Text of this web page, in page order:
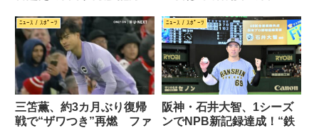
ﾆｭｰｽ / ｽﾎﾟｰﾂ
三笘薫、約3カ月ぶり復帰
戦で“ザワつき”再燃 ファ
ﾆｭｰｽ / ｽﾎﾟｰﾂ
阪神・石井大智、1シーズ
ンでNPB新記録達成！“鉄